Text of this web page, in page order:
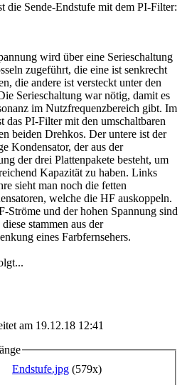
die Sende-Endstufe mit dem PI-Filter:
wird über eine Serieschaltung
zugeführt, die eine ist senkrecht
die andere ist versteckt unter den
Serieschaltung war nötig, damit es
im Nutzfrequenzbereich gibt. Im
das PI-Filter mit den umschaltbaren
beiden Drehkos. Der untere ist der
Kondensator, der aus der
der drei Plattenpakete besteht, um
Kapazität zu haben. Links
sieht man noch die fetten
welche die HF auskoppeln.
Ströme und der hohen Spannung sind
stammen aus der
eines Farbfernsehers.
am 19.12.18 12:41
Endstufe.jpg (579x)